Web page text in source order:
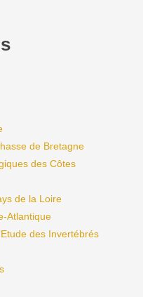
de Bretagne
des Côtes
de la Loire
Atlantique
des Invertébrés